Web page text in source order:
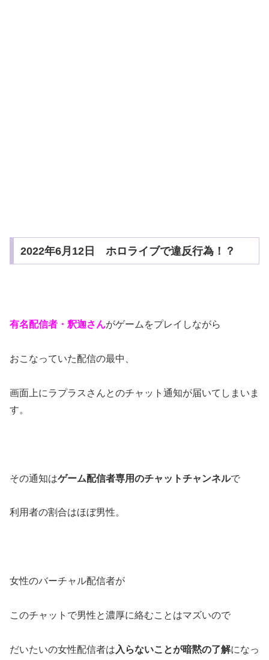
2022年6月12日 ホロライブで違反行為！？
有名配信者・釈迦さんがゲームをプレイしながら
おこなっていた配信の最中、
画面上にラプラスさんとのチャット通知が届いてしまいま
す。
その通知はゲーム配信者専用のチャットチャンネルで
利用者の割合はほぼ男性。
女性のバーチャル配信者が
このチャットで男性と濃厚に絡むことはマズいので
だいたいの女性配信者は 入らないことが暗黙の了解になっ